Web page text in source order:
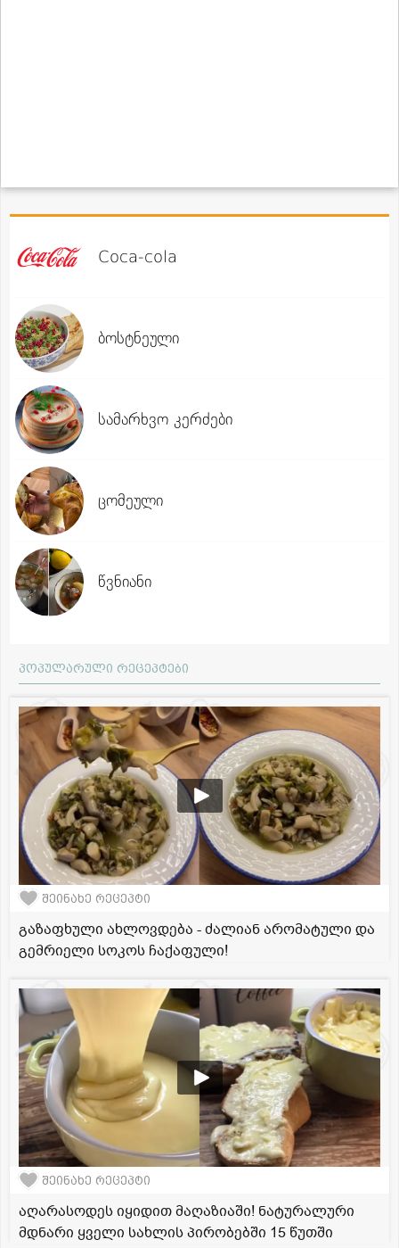
Coca-cola
ბოსტნეული
სამარხვო კერძები
ცომეული
წვნიანი
პოპულარული რეცეპტები
შეინახე რეცეპტი
გაზაფხული ახლოვდება - ძალიან არომატული და
გემრიელი სოკოს ჩაქაფული!
შეინახე რეცეპტი
აღარასოდეს იყიდით მაღაზიაში! ნატურალური
მდნარი ყველი სახლის პირობებში 15 წუთში